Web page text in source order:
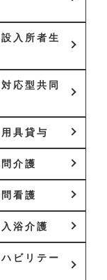
入所者生
応型共同
具貸与
介護
看護
浴介護
ビリテー